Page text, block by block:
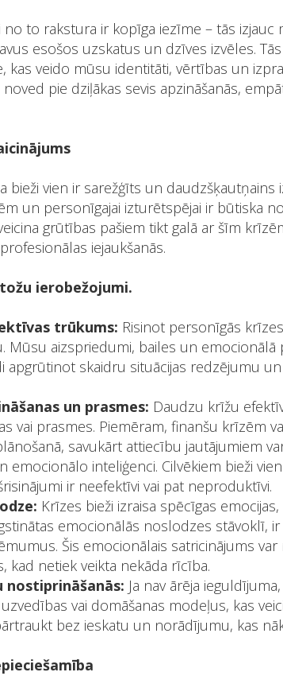
to rakstura ir kopīga iezīme – tās
esošos uzskatus un dzīves izvēles.
kas veido mūsu identitāti, vērtības un
pie dziļākas sevis apzināšanās,
bieži vien ir sarežģīts un daudzšķautņains
un personīgajai izturētspējai ir būtiska
grūtības pašiem tikt galā ar šīm
iejaukšanās.
ierobežojumi.
trūkums: Risinot personīgās
Mūsu aizspriedumi, bailes un emocionālā
apgrūtinot skaidru situācijas redzējumu
un prasmes: Daudzu krīžu
vai prasmes. Piemēram, finanšu krīzēm
savukārt attiecību jautājumiem
emocionālo inteliģenci. Cilvēkiem bieži
ir neefektīvi vai pat neproduktīvi.
Krīzes bieži izraisa spēcīgas
emocionālās noslodzes stāvoklī,
Šis emocionālais satricinājums
kad netiek veikta nekāda rīcība.
Ja nav ārēja
vai domāšanas modeļus, kas
bez ieskatu un norādījumu, kas